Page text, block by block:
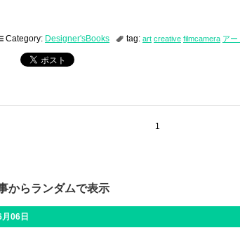
Category: Designer'sBooks tag: art creative filmcamera アー
1
からランダムで表示
06日